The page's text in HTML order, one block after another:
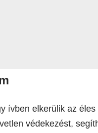
ívben elkerülik az
védekezést,